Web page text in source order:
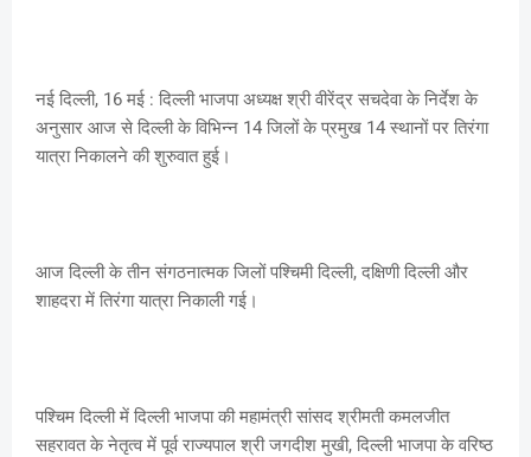
नई दिल्ली, 16 मई : दिल्ली भाजपा अध्यक्ष श्री वीरेंद्र सचदेवा के निर्देश के
अनुसार आज से दिल्ली के विभिन्न 14 जिलों के प्रमुख 14 स्थानों पर तिरंगा
यात्रा निकालने की शुरुवात हुई।
आज दिल्ली के तीन संगठनात्मक जिलों पश्चिमी दिल्ली, दक्षिणी दिल्ली और
शाहदरा में तिरंगा यात्रा निकाली गई।
पश्चिम दिल्ली में दिल्ली भाजपा की महामंत्री सांसद श्रीमती कमलजीत
सहरावत के नेतृत्व में पूर्व राज्यपाल श्री जगदीश मुखी, दिल्ली भाजपा के वरिष्ठ